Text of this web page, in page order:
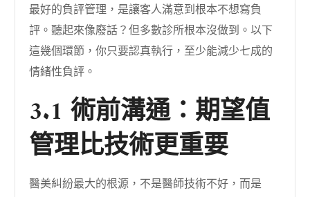
最好的負評管理，是讓客人滿意到根本不想寫負
評。聽起來像廢話？但多數診所根本沒做到。以下
這幾個環節，你只要認真執行，至少能減少七成的
情緒性負評。
3.1 術前溝通：期望值
管理比技術更重要
醫美糾紛最大的根源，不是醫師技術不好，而是